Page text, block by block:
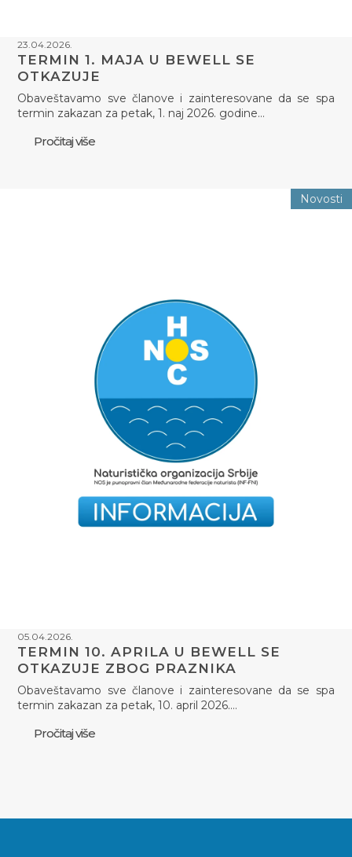
23.04.2026.
TERMIN 1. MAJA U BEWELL SE
OTKAZUJE
Obaveštavamo sve članove i zainteresovane da se spa
termin zakazan za petak, 1. naj 2026. godine…
Pročitaj više
Novosti
05.04.2026.
TERMIN 10. APRILA U BEWELL SE
OTKAZUJE ZBOG PRAZNIKA
Obaveštavamo sve članove i zainteresovane da se spa
termin zakazan za petak, 10. april 2026.…
Pročitaj više